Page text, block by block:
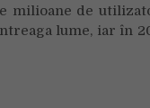
milioane de
lume, iar în